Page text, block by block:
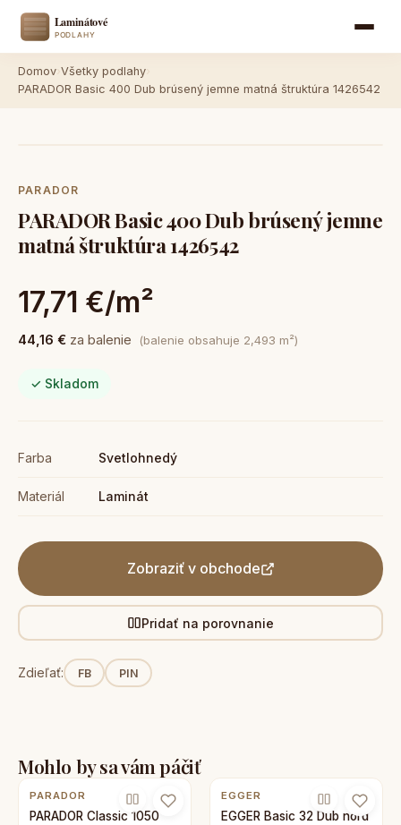
Domov Všetky podlahy
PARADOR Basic 400 Dub brúsený jemne matná štruktúra 1426542
PARADOR
PARADOR Basic 400 Dub brúsený jemne
matná štruktúra 1426542
17,71 €/m²
44,16 € za balenie (balenie obsahuje 2,493 m²)
✓ Skladom
Farba Svetlohnedý
Materiál Laminát
Zobraziť v obchode
Pridať na porovnanie
Zdieľať: FB PIN
Mohlo by sa vám páčiť
PARADOR
PARADOR Classic 1050
EGGER
EGGER Basic 32 Dub nord